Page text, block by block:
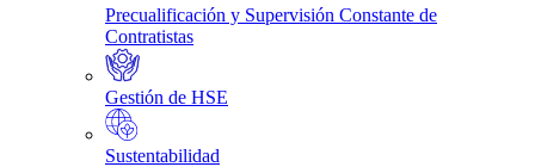
Precualificación y Supervisión Constante de
Contratistas
Gestión de HSE
Sustentabilidad